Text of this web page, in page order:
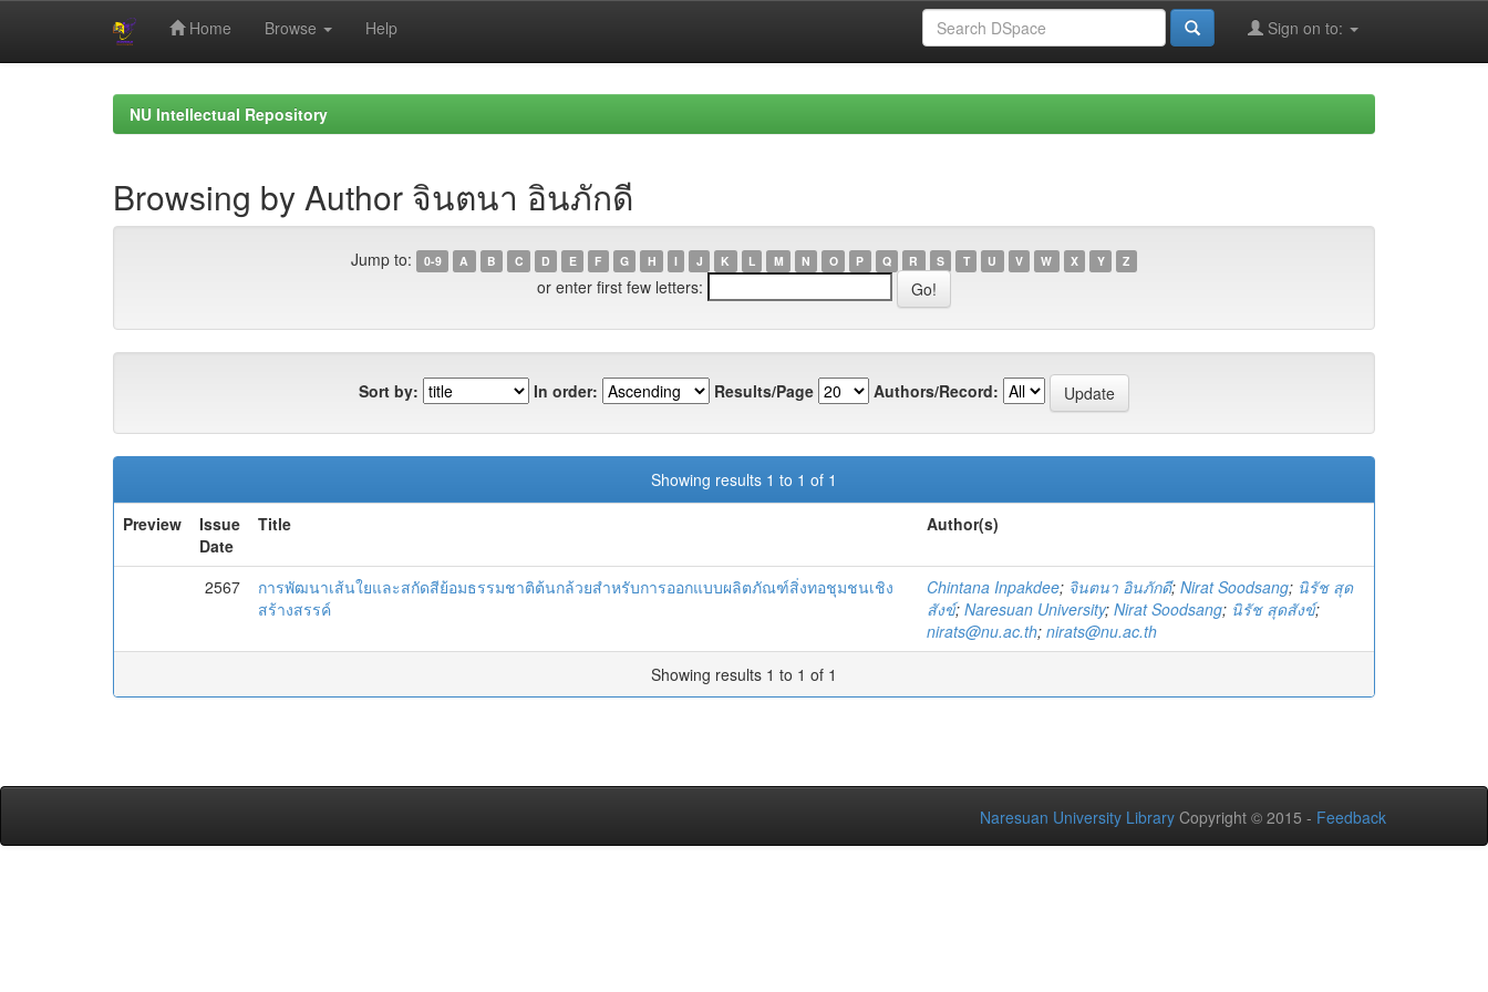
Home Browse Help Sign on to:
NU Intellectual Repository
Browsing by Author จินตนา อินภักดี
Jump to: 0-9 A B C D E F G H I J K L M N O P Q R S T U V W X Y Z
or enter first few letters:
Sort by: In order: Results/Page Authors/Record:
Showing results 1 to 1 of 1
Preview
Issue
Date
Title Author(s)
2567
การพัฒนาเส้นใยและสกัดสีย้อมธรรมชาติต้นกล้วยสำหรับการออกแบบผลิตภัณฑ์สิ่งทอชุมชนเชิง
สร้างสรรค์
Chintana Inpakdee; จินตนา อินภักดี; Nirat Soodsang; นิรัช สุด
สังข์; Naresuan University; Nirat Soodsang; นิรัช สุดสังข์;
nirats@nu.ac.th; nirats@nu.ac.th
Showing results 1 to 1 of 1
Naresuan University Library Copyright © 2015 - Feedback